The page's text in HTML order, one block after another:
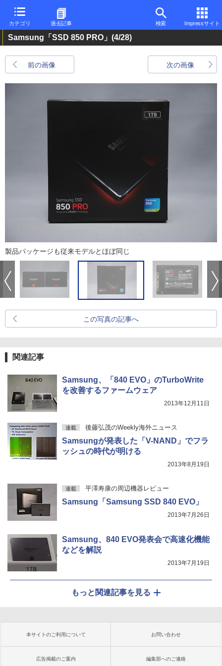
カテゴリ 過去記事 検索 Impressサイト
Samsung「SSD 850 PRO」 (4/28)
前の画像 次の画像
製品パッケージも従来モデルとほぼ同じ
この写真の記事へ
関連記事
Samsung、「840 EVO」のTurboWrite
を改善するファームウェア
2013年12月11日
連載 後藤弘茂のWeekly海外ニュース
Samsungが発表した「V-NAND」でフラ
ッシュの時代が明ける
2013年8月19日
連載 平澤寿康の周辺機器レビュー
Samsung「Samsung SSD 840 EVO」
2013年7月26日
Samsung、840 EVO発表会で高速化機能
などを解説
2013年7月19日
もっと関連記事を見る
本サイトのご利用について お問い合わせ
広告掲載のご案内 編集部へのご連絡